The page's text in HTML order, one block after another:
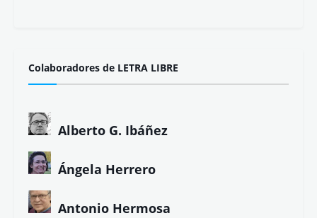
Colaboradores de LETRA LIBRE
Alberto G. Ibáñez
Ángela Herrero
Antonio Hermosa